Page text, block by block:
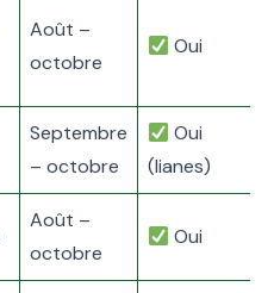
Août –
octobre
Oui
Septembre
– octobre
Oui
(lianes)
Août –
octobre
Oui